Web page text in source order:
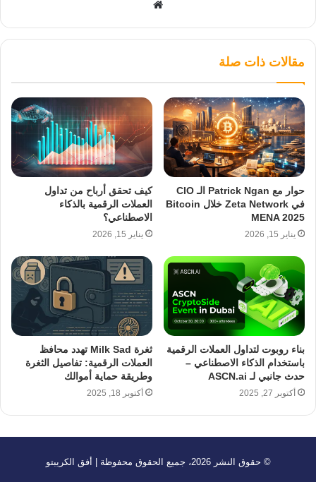
مقالات ذات صلة
حوار مع Patrick Ngan الـ CIO
في Zeta Network خلال Bitcoin
MENA 2025
يناير 15, 2026
كيف تحقق أرباح من تداول
العملات الرقمية بالذكاء
الاصطناعي؟
يناير 15, 2026
بناء روبوت لتداول العملات الرقمية
باستخدام الذكاء الاصطناعي –
حدث جانبي لـ ASCN.ai
أكتوبر 27, 2025
ثغرة Milk Sad تهدد محافظ
العملات الرقمية: تفاصيل الثغرة
وطريقة حماية أموالك
أكتوبر 18, 2025
© حقوق النشر 2026، جميع الحقوق محفوظة | أفق الكريبتو